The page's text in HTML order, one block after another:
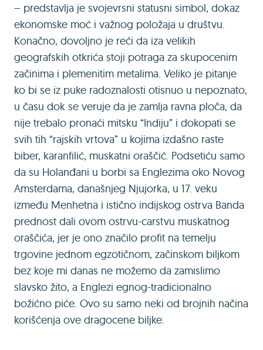
– predstavlja je svojevrsni statusni simbol, dokaz
ekonomske moć i važnog položaja u društvu.
Konačno, dovoljno je reći da iza velikih
geografskih otkrića stoji potraga za skupocenim
začinima i plemenitim metalima. Veliko je pitanje
ko bi se iz puke radoznalosti otisnuo u nepoznato,
u času dok se veruje da je zamlja ravna ploča, da
nije trebalo pronaći mitsku “Indiju” i dokopati se
svih tih “rajskih vrtova” u kojima izdašno raste
biber, karanfilić, muskatni oraščić. Podsetiću samo
da su Holanđani u borbi sa Englezima oko Novog
Amsterdama, današnjeg Njujorka, u 17. veku
između Menhetna i istično indijskog ostrva Banda
prednost dali ovom ostrvu-carstvu muskatnog
oraščića, jer je ono značilo profit na temelju
trgovine jednom egzotičnom, začinskom biljkom
bez koje mi danas ne možemo da zamislimo
slavsko žito, a Englezi egnog-tradicionalno
božićno piće. Ovo su samo neki od brojnih načina
korišćenja ove dragocene biljke.